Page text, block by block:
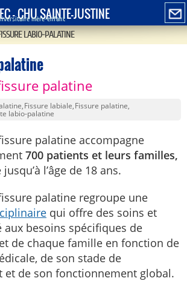
- CHU SAINTE-JUSTINE
mère-enfant
LABIO-PALATINE
palatine
Fissure labiale Fissure palatine
labio-palatine
palatine accompagne
700 patients et leurs familles,
l’âge de 18 ans.
palatine regroupe une
qui offre des soins et
aux besoins spécifiques de
de chaque famille en fonction de
de son stade de
et de son fonctionnement global.